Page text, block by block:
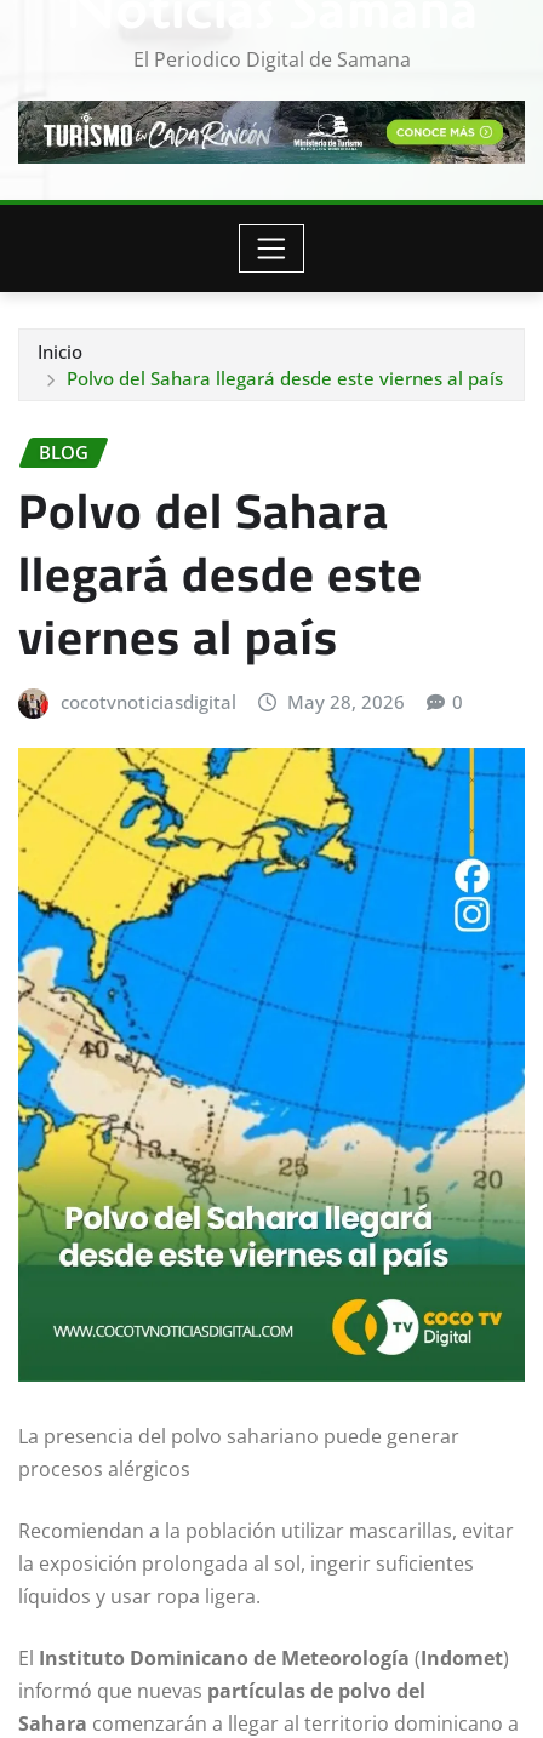
El Periodico Digital de Samana
Inicio
Polvo del Sahara llegará desde este viernes al país
BLOG
Polvo del Sahara
llegará desde este
viernes al país
cocotvnoticiasdigital May 28, 2026 0
La presencia del polvo sahariano puede generar
procesos alérgicos
Recomiendan a la población utilizar mascarillas, evitar
la exposición prolongada al sol, ingerir suficientes
líquidos y usar ropa ligera.
El Instituto Dominicano de Meteorología (Indomet)
informó que nuevas partículas de polvo del
Sahara comenzarán a llegar al territorio dominicano a